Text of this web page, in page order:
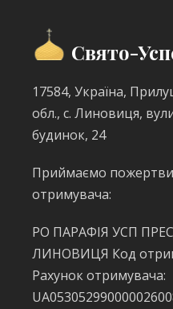
Свято-
17584, Україна,
обл., с. Линовиця,
будинок, 24
Приймаємо
отримувача:
РО ПАРАФІЯ УСП
ЛИНОВИЦЯ Код
Рахунок отримувача: